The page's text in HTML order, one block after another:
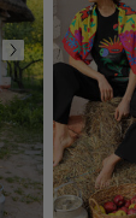
максі